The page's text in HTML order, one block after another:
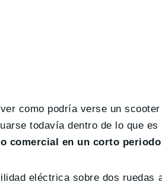
como podría verse un
todavía dentro de lo que
comercial en un corto
eléctrica sobre dos ruedas